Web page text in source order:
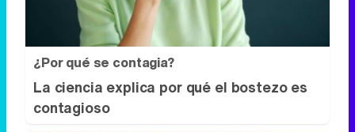
¿Por qué se contagia?
La ciencia explica por qué el bostezo es
contagioso